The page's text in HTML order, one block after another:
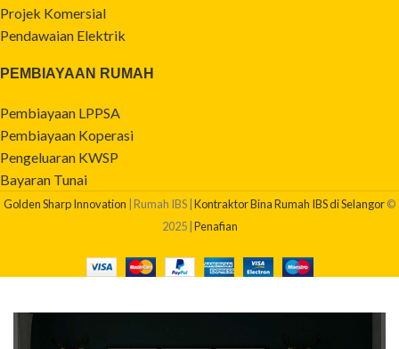
Projek Komersial
Pendawaian Elektrik
PEMBIAYAAN RUMAH
Pembiayaan LPPSA
Pembiayaan Koperasi
Pengeluaran KWSP
Bayaran Tunai
Golden Sharp Innovation | Rumah IBS | Kontraktor Bina Rumah IBS di Selangor©
2025 | Penafian